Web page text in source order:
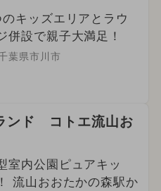
のキッズエリアとラウ
併設で親子大満足！
葉県市川市
ンド コトエ流山お
室内公園ピュアキッ
流山おおたかの森駅か